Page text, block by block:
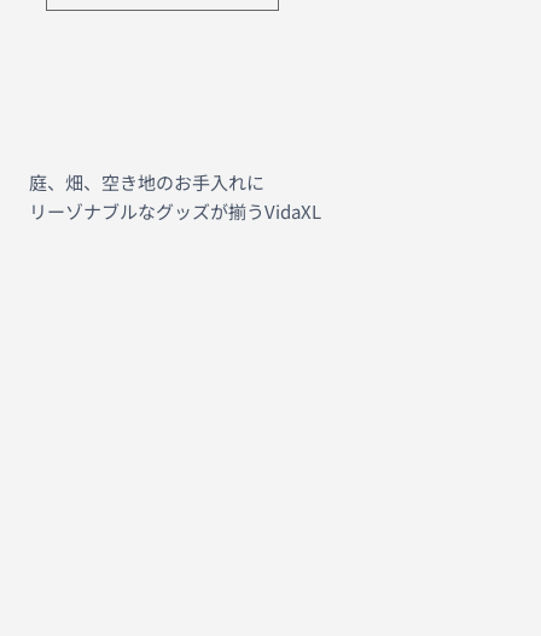
庭、畑、空き地のお手入れに
リーゾナブルなグッズが揃うVidaXL